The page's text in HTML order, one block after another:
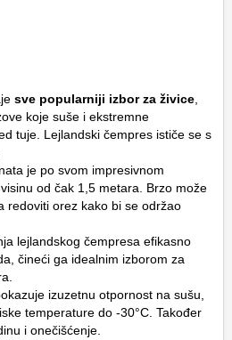
sve popularniji izbor za živice,
koje suše i ekstremne
tuje. Lejlandski čempres ističe se s
je po svom impresivnom
od čak 1,5 metara. Brzo može
redoviti orez kako bi se održao
lejlandskog čempresa efikasno
čineći ga idealnim izborom za
izuzetnu otpornost na sušu,
temperature do -30°C. Također
i onečišćenje.